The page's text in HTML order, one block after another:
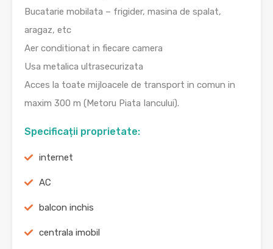
Bucatarie mobilata – frigider, masina de spalat,
aragaz, etc
Aer conditionat in fiecare camera
Usa metalica ultrasecurizata
Acces la toate mijloacele de transport in comun in
maxim 300 m (Metoru Piata Iancului).
Specificații proprietate:
internet
AC
balcon inchis
centrala imobil